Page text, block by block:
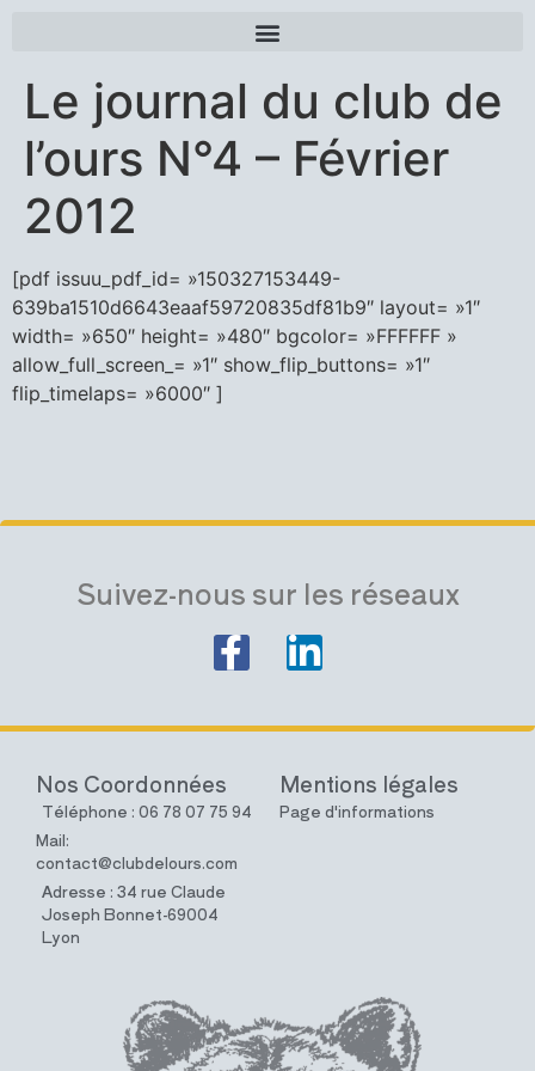
Le journal du club de
l’ours N°4 – Février
2012
[pdf issuu_pdf_id= »150327153449-
639ba1510d6643eaaf59720835df81b9″ layout= »1″
width= »650″ height= »480″ bgcolor= »FFFFFF »
allow_full_screen_= »1″ show_flip_buttons= »1″
flip_timelaps= »6000″ ]
Suivez-nous sur les réseaux
Nos Coordonnées
Téléphone : 06 78 07 75 94
Mail:
contact@clubdelours.com
Adresse : 34 rue Claude
Joseph Bonnet-69004
Lyon
Mentions légales
Page d'informations